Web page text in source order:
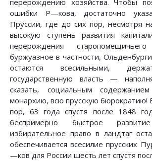
перерождению хозяйства. Чтобы
ошибки Ρ—кова, достаточно
Пруссии, где до сих пор, несмотря
высокую ступень развития
перерождения
буржуазное в частности,
остаются всесильными,
государственную власть —
сказать, социальным
монархию, всю прусскую бюрократию!
пор, 63 года спустя после 1848
беспримерно быстрое
избирательное право в ландтаг
обеспечивается всесилие прусских
—ков для России шесть лет спустя